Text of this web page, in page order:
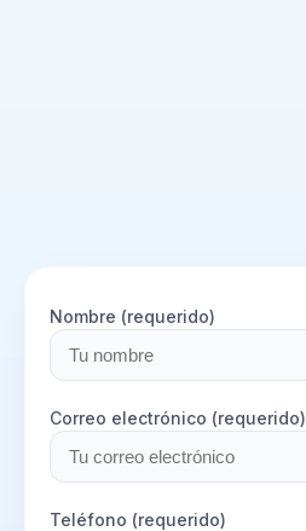
Nombre (requerido)
Correo electrónico (requerido)
Teléfono (requerido)